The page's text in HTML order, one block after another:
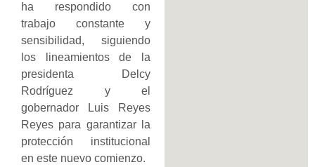
ha respondido con
trabajo constante y
sensibilidad, siguiendo
los lineamientos de la
presidenta Delcy
Rodríguez y el
gobernador Luis Reyes
Reyes para garantizar la
protección institucional
en este nuevo comienzo.